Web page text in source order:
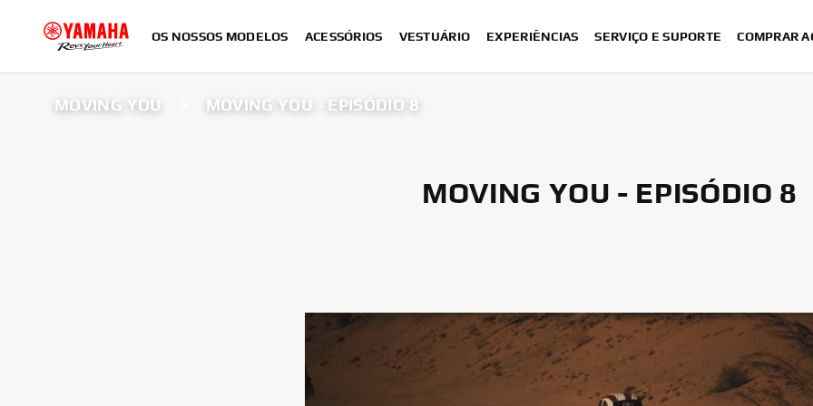
OS NOSSOS MODELOS ACESSÓRIOS VESTUÁRIO EXPERIÊNCIAS SERVIÇO E SUPORTE COMPRAR
MOVING YOU MOVING YOU - EPISÓDIO 8
MOVING YOU - EPISÓDIO 8